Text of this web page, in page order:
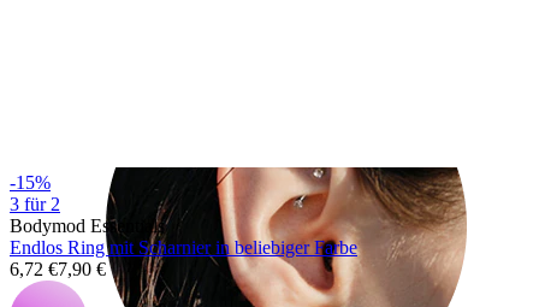
-15%
3 für 2
Bodymod Essentials
Endlos Ring mit Scharnier in beliebiger Farbe
6,72 €7,90 €